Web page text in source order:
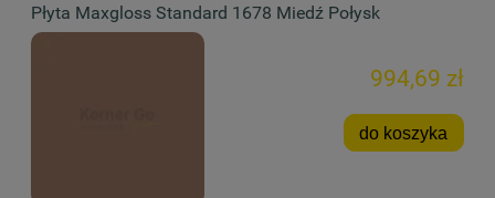
Płyta Maxgloss Standard 1678 Miedź Połysk
994,69 zł
do koszyka